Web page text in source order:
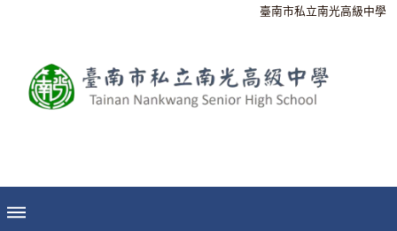
臺南市私立南光高級中學